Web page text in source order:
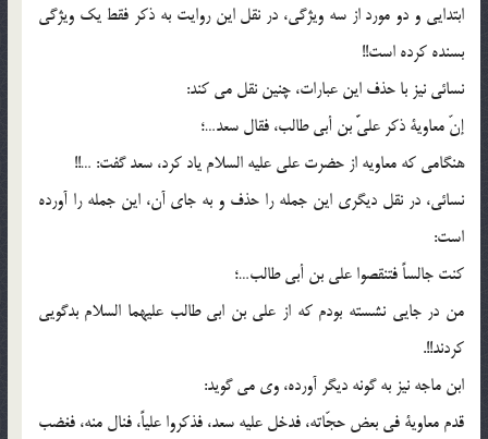
ابتدایى و دو مورد از سه ویژگى، در نقل این روایت به ذکر فقط یک ویژگى
بسنده کرده است!!
نسائى نیز با حذف این عبارات، چنین نقل مى کند:
إنّ معاویة ذکر علیَّ بن أبی طالب، فقال سعد…؛
هنگامى که معاویه از حضرت على علیه السلام یاد کرد، سعد گفت: …!!
نسائى، در نقل دیگرى این جمله را حذف و به جاى آن، این جمله را آورده
است:
کنت جالساً فتنقصوا علی بن أبی طالب…؛
من در جایى نشسته بودم که از على بن ابى طالب علیهما السلام بدگویى
کردند!!.
ابن ماجه نیز به گونه دیگر آورده، وى مى گوید:
قدم معاویة فی بعض حجّاته، فدخل علیه سعد، فذکروا علیاً، فنال منه، فغضب